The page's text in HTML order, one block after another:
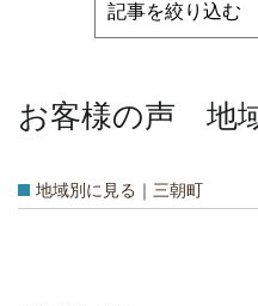
お客様の声 地
地域別に見る｜三朝町